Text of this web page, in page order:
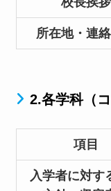
所在地・連
2.各学科（
項目
入学者に対す